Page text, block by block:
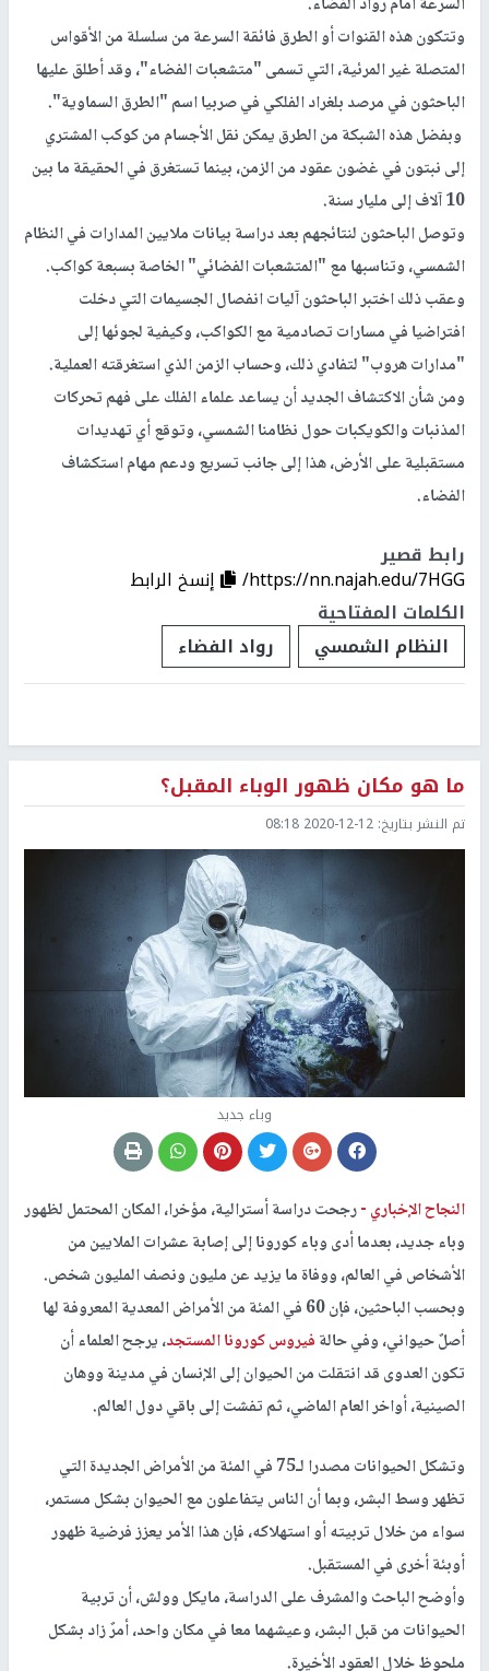
السرعة أمام رواد الفضاء.
وتتكون هذه القنوات أو الطرق فائقة السرعة من سلسلة من الأقواس
المتصلة غير المرئية، التي تسمى "متشعبات الفضاء"، وقد أطلق عليها
الباحثون في مرصد بلغراد الفلكي في صربيا اسم "الطرق السماوية".
وبفضل هذه الشبكة من الطرق يمكن نقل الأجسام من كوكب المشتري
إلى نبتون في غضون عقود من الزمن، بينما تستغرق في الحقيقة ما بين
10 آلاف إلى مليار سنة.
وتوصل الباحثون لنتائجهم بعد دراسة بيانات ملايين المدارات في النظام
الشمسي، وتناسبها مع "المتشعبات الفضائي" الخاصة بسبعة كواكب.
وعقب ذلك اختبر الباحثون آليات انفصال الجسيمات التي دخلت
افتراضيا في مسارات تصادمية مع الكواكب، وكيفية لجوئها إلى
"مدارات هروب" لتفادي ذلك، وحساب الزمن الذي استغرقته العملية.
ومن شأن الاكتشاف الجديد أن يساعد علماء الفلك على فهم تحركات
المذنبات والكويكبات حول نظامنا الشمسي، وتوقع أي تهديدات
مستقبلية على الأرض، هذا إلى جانب تسريع ودعم مهام استكشاف
الفضاء.
رابط قصير
https://nn.najah.edu/7HGG/
إنسخ الرابط
الكلمات المفتاحية
النظام الشمسي
رواد الفضاء
ما هو مكان ظهور الوباء المقبل؟
تم النشر بتاريخ: 2020-12-12 08:18
وباء جديد
النجاح الإخباري -رجحت دراسة أسترالية، مؤخرا، المكان المحتمل لظهور
وباء جديد، بعدما أدى وباء كورونا إلى إصابة عشرات الملايين من
الأشخاص في العالم، ووفاة ما يزيد عن مليون ونصف المليون شخص.
وبحسب الباحثين، فإن 60 في المئة من الأمراض المعدية المعروفة لها
أصلٌ حيواني، وفي حالةفيروس كورونا المستجد، يرجح العلماء أن
تكون العدوى قد انتقلت من الحيوان إلى الإنسان في مدينة ووهان
الصينية، أواخر العام الماضي، ثم تفشت إلى باقي دول العالم.
وتشكل الحيوانات مصدرا لـ75 في المئة من الأمراض الجديدة التي
تظهر وسط البشر، وبما أن الناس يتفاعلون مع الحيوان بشكل مستمر،
سواء من خلال تربيته أو استهلاكه، فإن هذا الأمر يعزز فرضية ظهور
أوبئة أخرى في المستقبل.
وأوضح الباحث والمشرف على الدراسة، مايكل وولش، أن تربية
الحيوانات من قبل البشر، وعيشهما معا في مكان واحد، أمرٌ زاد بشكل
ملحوظ خلال العقود الأخيرة.